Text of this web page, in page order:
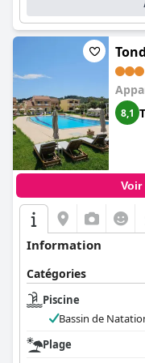
8,1
Information
Catégories
Piscine
Bassin de
Plage